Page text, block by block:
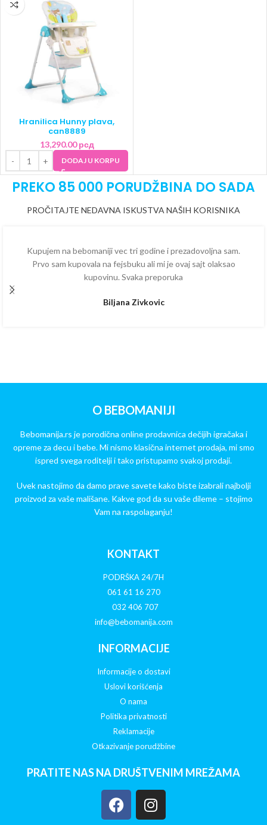
Hranilica Hunny plava,
can8889
13,290.00рсд
DODAJ U KORPU
PREKO 85 000 PORUDŽBINA DO SADA
PROČITAJTE NEDAVNA ISKUSTVA NAŠIH KORISNIKA
Kupujem na bebomaniji vec tri godine i prezadovoljna sam.
Prvo sam kupovala na fejsbuku ali mi je ovaj sajt olaksao
kupovinu. Svaka preporuka
Biljana Zivkovic
O BEBOMANIJI
Bebomanija.rs je porodična online prodavnica dečijih igračaka i
opreme za decu i bebe. Mi nismo klasična internet prodaja, mi smo
ispred svega roditelji i tako pristupamo svakoj prodaji.
Uvek nastojimo da damo prave savete kako biste izabrali najbolji
proizvod za vaše mališane. Kakve god da su vaše dileme – stojimo
Vam na raspolaganju!
KONTAKT
PODRŠKA 24/7H
061 61 16 270
032 406 707
info@bebomanija.com
INFORMACIJE
Informacije o dostavi
Uslovi korišćenja
O nama
Politika privatnosti
Reklamacije
Otkazivanje porudžbine
PRATITE NAS NA DRUŠTVENIM MREŽAMA